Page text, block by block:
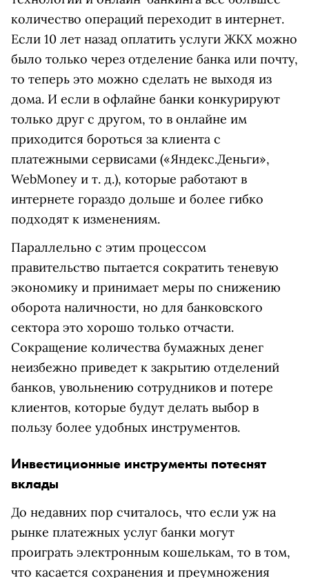
количество операций переходит в интернет.
Если 10 лет назад оплатить услуги ЖКХ можно
было только через отделение банка или почту,
то теперь это можно сделать не выходя из
дома. И если в офлайне банки конкурируют
только друг с другом, то в онлайне им
приходится бороться за клиента с
платежными сервисами («Яндекс.Деньги»,
WebMoney и т. д.), которые работают в
интернете гораздо дольше и более гибко
подходят к изменениям.
Параллельно с этим процессом
правительство пытается сократить теневую
экономику и принимает меры по снижению
оборота наличности, но для банковского
сектора это хорошо только отчасти.
Сокращение количества бумажных денег
неизбежно приведет к закрытию отделений
банков, увольнению сотрудников и потере
клиентов, которые будут делать выбор в
пользу более удобных инструментов.
Инвестиционные инструменты потеснят
вклады
До недавних пор считалось, что если уж на
рынке платежных услуг банки могут
проиграть электронным кошелькам, то в том,
что касается сохранения и преумножения